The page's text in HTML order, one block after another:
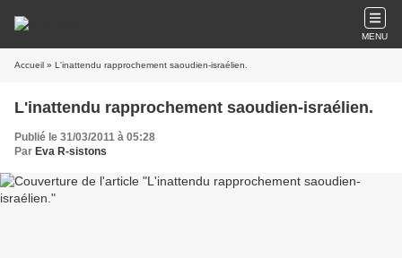
MENU
Accueil » L'inattendu rapprochement saoudien-israélien.
L'inattendu rapprochement saoudien-israélien.
Publié le 31/03/2011 à 05:28
Par Eva R-sistons